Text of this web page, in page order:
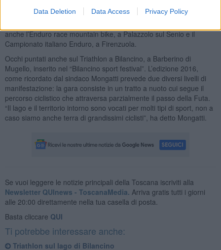
Data Deletion Data Access Privacy Policy
sorte anche nuove discipline per giovanissimi che prima a Marradi
anche l’Enduro race mountain bike, a Palazzolo sul Senio e il
Campionato italiano Enduro, a Firenzuola.
Occhi puntati anche sul Triathlon a Bilancino, a Barberino di
Mugello, inserito nel “Bilancino sport festival”. L’edizione 2016,
come ricordato dal sindaco Mongatti prevede due diversi livelli di
manifestazione: la gara consiste in un tratto a nuoto cui segue il
percorso ciclistico che attraversa parzialmente il passo della Futa.
“Il lago e il territorio intorno sono vocati per molti tipi di sport, non a
caso siamo anche terra di grandissimi ciclisti”, ha detto Mongatti.
Se vuoi leggere le notizie principali della Toscana iscriviti alla
Newsletter QUInews - ToscanaMedia. Arriva gratis tutti i giorni
alle 20:00 direttamente nella tua casella di posta.
Basta cliccare QUI
Ti potrebbe interessare anche:
Triathlon sul lago di Bilancino